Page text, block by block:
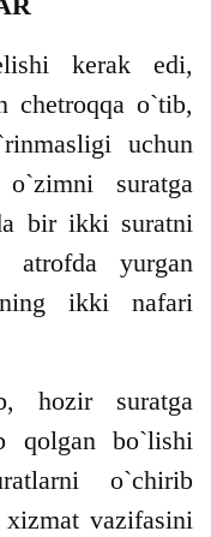
kerak edi,
chetroqqa o`tib,
uchun
suratga
bir ikki suratni
atrofda yurgan
ikki nafari
hozir suratga
qolgan bo`lishi
o`chirib
vazifasini